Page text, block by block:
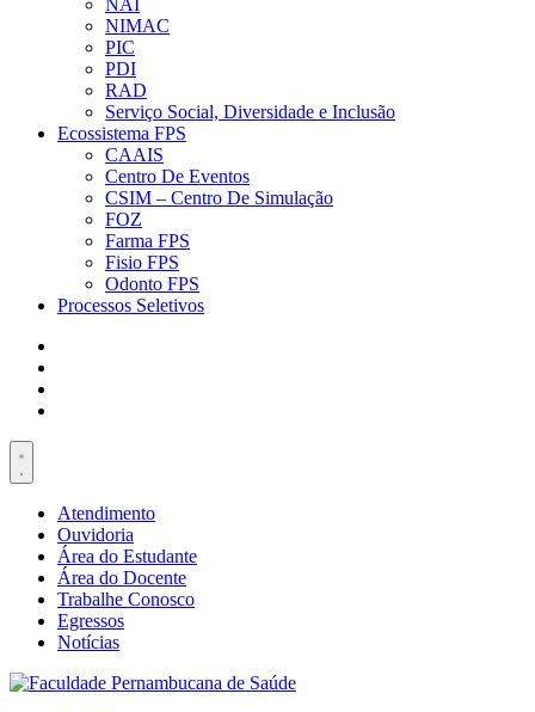
NAI
NIMAC
PIC
PDI
RAD
Serviço Social, Diversidade e Inclusão
Ecossistema FPS
CAAIS
Centro De Eventos
CSIM – Centro De Simulação
FOZ
Farma FPS
Fisio FPS
Odonto FPS
Processos Seletivos
Atendimento
Ouvidoria
Área do Estudante
Área do Docente
Trabalhe Conosco
Egressos
Notícias